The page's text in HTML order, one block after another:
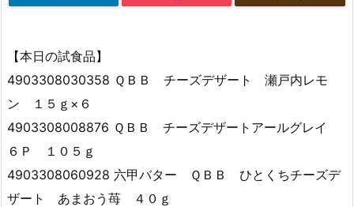
【本日の試食品】
4903308030358 ＱＢＢ チーズデザート 瀬戸内レモ
ン １５ｇ×６
4903308008876 ＱＢＢ チーズデザートアールグレイ
６Ｐ １０５ｇ
4903308060928 六甲バター ＱＢＢ ひとくちチーズデ
ザート あまおう苺 ４０ｇ